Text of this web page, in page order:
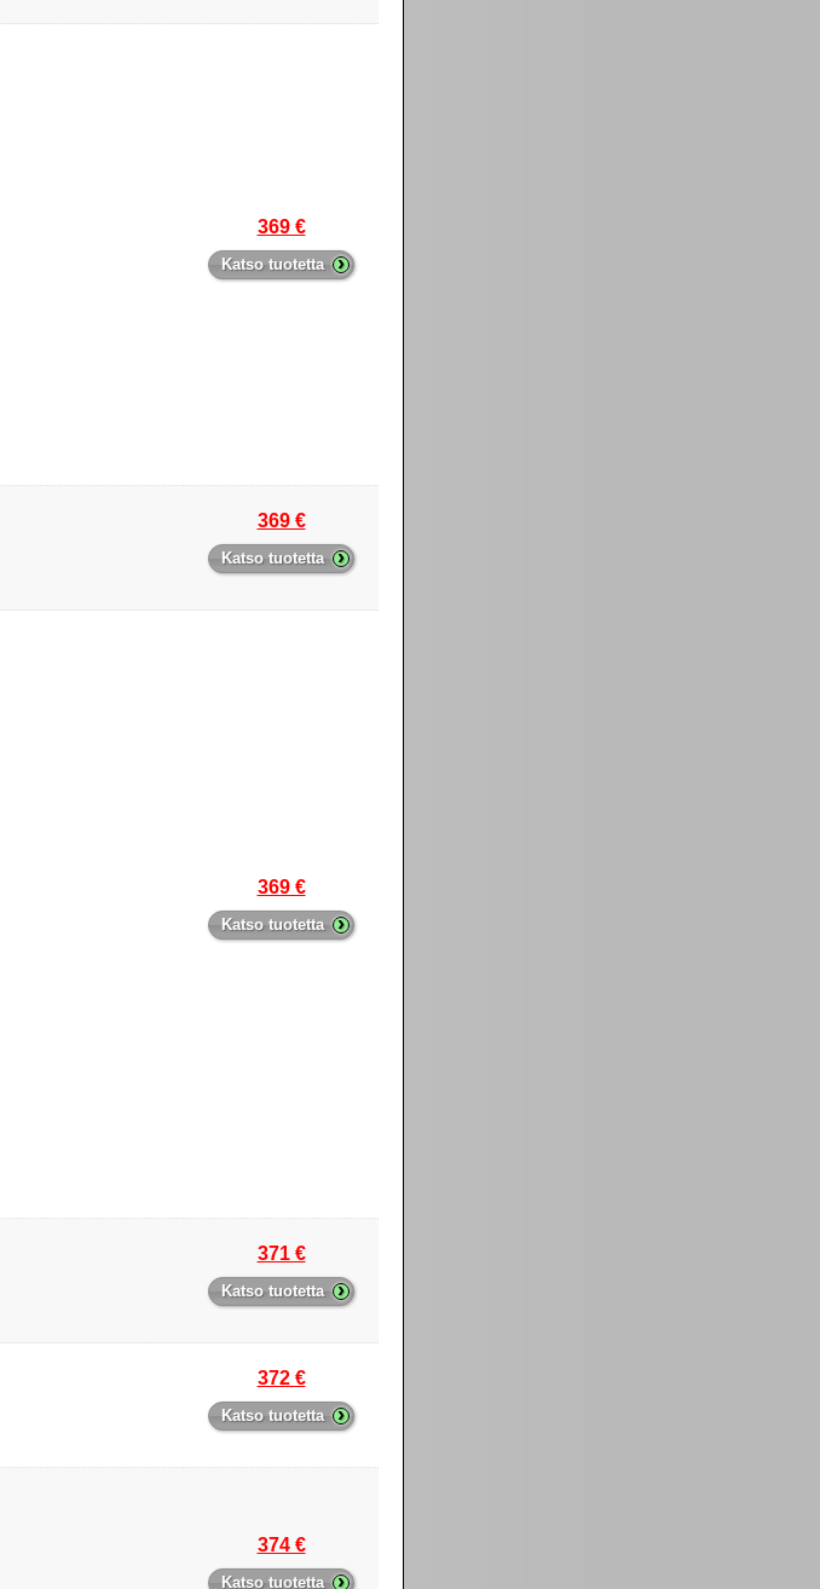
369 €
›
Katso tuotetta
369 €
›
Katso tuotetta
369 €
›
Katso tuotetta
371 €
›
Katso tuotetta
372 €
›
Katso tuotetta
374 €
›
Katso tuotetta